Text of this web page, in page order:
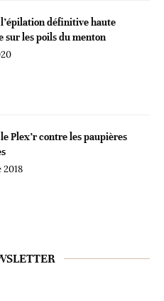
l’épilation définitive haute
sur les poils du menton
Plex’r contre les paupières